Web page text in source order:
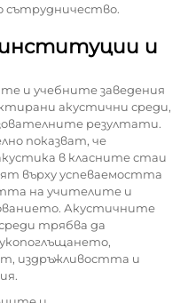
сътрудничество.
и
и учебните заведения
акустични среди,
резултати.
показват, че
в класните стаи
върху успеваемостта
на учителите и
Акустичните
трябва да
издръжливостта и